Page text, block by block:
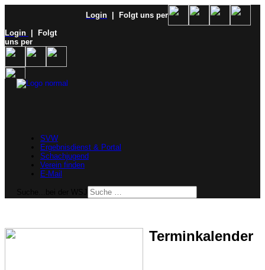
Login
| Folgt uns per
Login
| Folgt
uns per
SVW
Ergebnisdienst & Portal
Schachjugend
Verein finden
E-Mail
Terminkalender